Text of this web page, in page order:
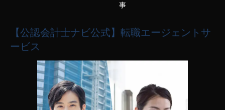
事
【公認会計士ナビ公式】転職エージェントサ
ービス